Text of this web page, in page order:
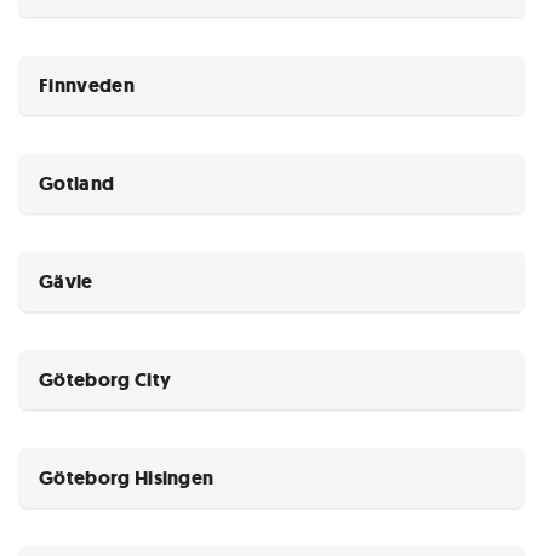
Finnveden
Gotland
Gävle
Göteborg City
Göteborg Hisingen